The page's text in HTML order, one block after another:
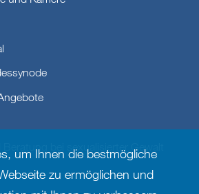
bei sexualisierter Gewalt
um Ihnen die bestmögliche
zu ermöglichen und